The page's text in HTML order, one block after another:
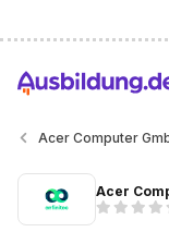
Acer Computer
Acer